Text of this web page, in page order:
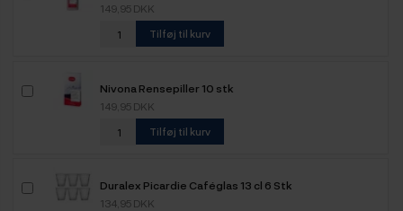
149,95 DKK
Tilføj til kurv
Nivona Rensepiller 10 stk
149,95 DKK
Tilføj til kurv
Duralex Picardie Caféglas 13 cl 6 Stk
134,95 DKK